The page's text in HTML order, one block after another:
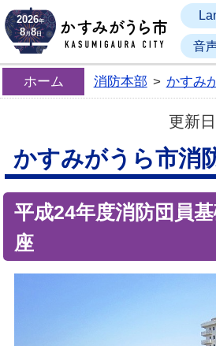
か
2026年
8月8日
音
ホーム 消防本部 > かすみ
更新日
かすみがうら市消
平成24年度消防団員
座